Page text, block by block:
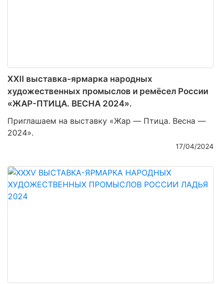
XXII выставка-ярмарка народных
художественных промыслов и ремёсел России
«ЖАР-ПТИЦА. ВЕСНА 2024».
Приглашаем на выставку «Жар — Птица. Весна —
2024».
17/04/2024